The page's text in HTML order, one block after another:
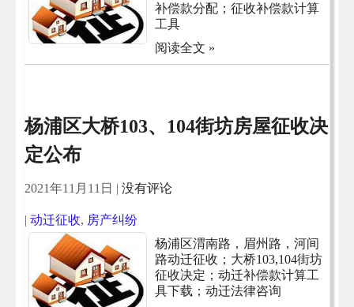
补偿款分配；征收补偿款计算
工具
阅读全文 »
杨浦区大桥103、104街坊房屋征收决
定公布
2021年11月11日 | 没有评论
| 动迁征收, 房产纠纷
杨浦区渭南路，眉州路，河间
路动迁征收；大桥103,104街坊
征收决定；动迁补偿款计算工
具下载；动迁法律咨询